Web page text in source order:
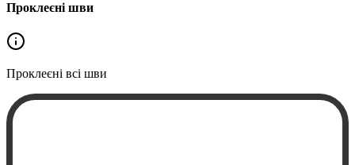
Проклеєні шви
Проклеєні всі шви